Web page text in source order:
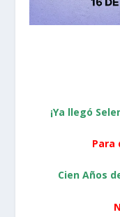
¡Ya llegó
Para
Cien Años